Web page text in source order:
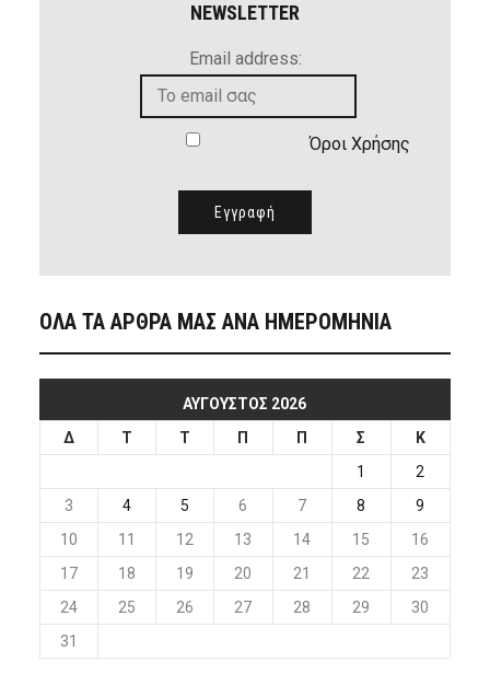
NEWSLETTER
Email address:
Όροι Χρήσης
ΟΛΑ ΤΑ ΑΡΘΡΑ ΜΑΣ ΑΝΑ ΗΜΕΡΟΜΗΝΙΑ
ΑΎΓΟΥΣΤΟΣ 2026
Δ
Τ Τ Π Π Σ
Κ
1
2
3
4 5 6 7 8
9
10
11 12 13 14 15
16
17
18 19 20 21 22
23
24
25 26 27 28 29
30
31